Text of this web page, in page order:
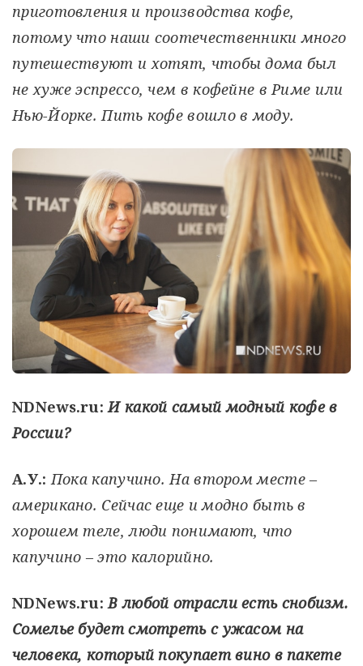
приготовления и производства кофе,
потому что наши соотечественники много
путешествуют и хотят, чтобы дома был
не хуже эспрессо, чем в кофейне в Риме или
Нью-Йорке. Пить кофе вошло в моду.
NDNews.ru: И какой самый модный кофе в
России?
А.У.: Пока капучино. На втором месте –
американо. Сейчас еще и модно быть в
хорошем теле, люди понимают, что
капучино – это калорийно.
NDNews.ru: В любой отрасли есть снобизм.
Сомелье будет смотреть с ужасом на
человека, который покупает вино в пакете